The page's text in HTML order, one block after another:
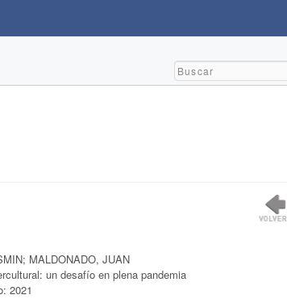
MALDONADO, JUAN
un desafío en plena pandemia
2021